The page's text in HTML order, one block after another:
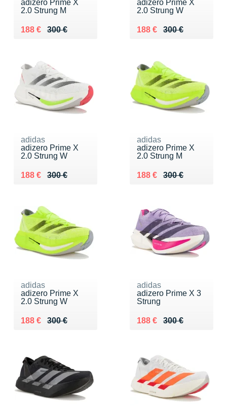
adizero Prime X
2.0 Strung M
300 €
Au lieu de 300 €
188 €
Vendu 188 €
adizero Prime X
2.0 Strung W
300 €
Au lieu de 300 €
188 €
Vendu 188 €
adidas
adizero Prime X
2.0 Strung W
300 €
Au lieu de 300 €
188 €
Vendu 188 €
adidas
adizero Prime X
2.0 Strung M
300 €
Au lieu de 300 €
188 €
Vendu 188 €
adidas
adizero Prime X
2.0 Strung W
300 €
Au lieu de 300 €
188 €
Vendu 188 €
adidas
adizero Prime X 3
Strung
300 €
Au lieu de 300 €
188 €
Vendu 188 €